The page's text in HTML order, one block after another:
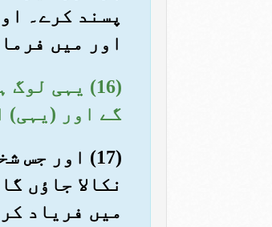
پسند کرے۔
اور میں
(16) یہی
گے اور (یہی)
(17) اور
نکالا جاؤں
میں فریاد